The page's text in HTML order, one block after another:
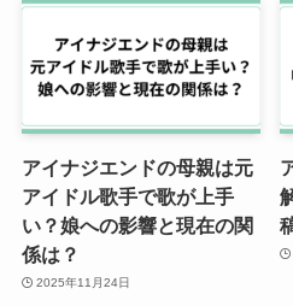
アイナジエンドの母親は元
アイドル歌手で歌が上手
い？娘への影響と現在の関
係は？
2025年11月24日